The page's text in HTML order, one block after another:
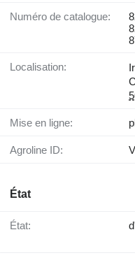
Numéro de catalogue:
Localisation:
Mise en ligne:
Agroline ID:
État
État: